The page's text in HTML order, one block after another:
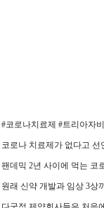
#코로나치료제 #트리아자
코로나 치료제가 없다고
팬데믹 2년 사이에 먹는 코
원래 신약 개발과 임상 3상